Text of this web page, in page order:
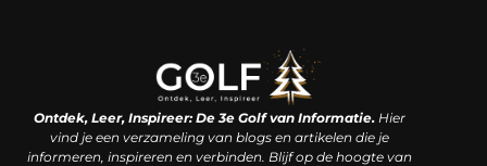
Ontdek, Leer, Inspireer: De 3e Golf van Informatie.Hier
vind je een verzameling van blogs en artikelen die je
informeren, inspireren en verbinden. Blijf op de hoogte van